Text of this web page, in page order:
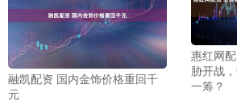
融凯配资 国内金饰价格重回千
元
惠红网
胁开战
一筹？